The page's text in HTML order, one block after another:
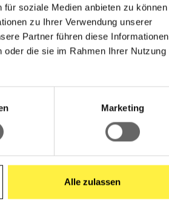
soziale Medien anbieten zu können
zu Ihrer Verwendung unserer
Partner führen diese Informationen
die sie im Rahmen Ihrer Nutzung
Marketing
Alle zulassen